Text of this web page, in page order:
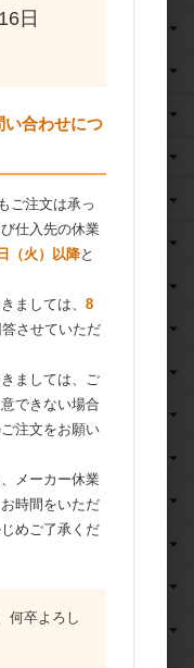
日
い合わせにつ
ご注文は承っ
仕入先の休業
（火）以降と
ましては、 8
させていただ
ましては、ご
できない場合
注文をお願い
メーカー休業
時間をいただ
めご了承くだ
何卒よろし